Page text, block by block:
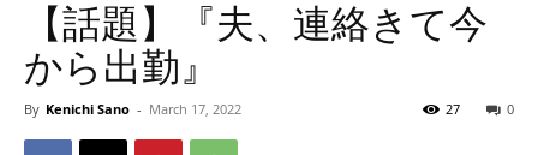
【話題】『夫、連絡きて今
から出勤』
By Kenichi Sano - March 17, 2022 0
27